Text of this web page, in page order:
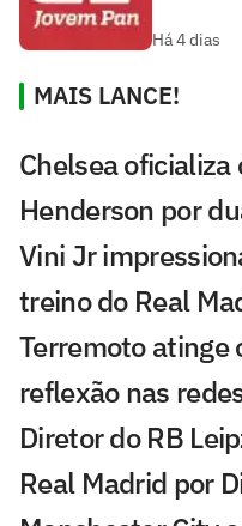
Há 4 dias
MAIS LANCE!
Chelsea
Henderson por
Vini Jr
treino do Real
Terremoto atinge
reflexão nas
Diretor do RB
Real Madrid por